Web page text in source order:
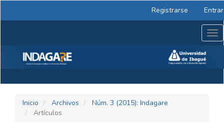
lateral
Registrarse Entrar
Inicio Archivos
Núm. 3 (2015): Indagare
Artículos